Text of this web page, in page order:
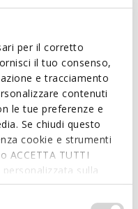
per il corretto
il tuo consenso,
e tracciamento
contenuti
le tue preferenze e
Se chiudi questo
cookie e strumenti
ACCETTA TUTTI
sulla
quali cookies ed
drukknopen
Niet-